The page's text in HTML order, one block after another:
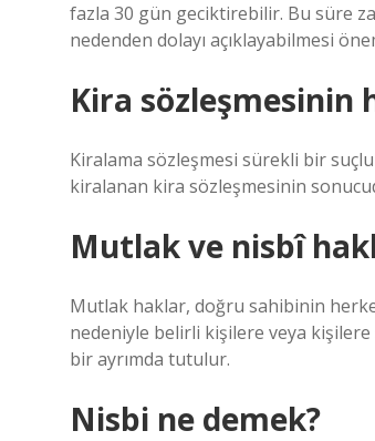
fazla 30 gün geciktirebilir. Bu süre
nedenden dolayı açıklayabilmesi
Kira sözleşmesinin
Kiralama sözleşmesi sürekli bir
kiralanan kira sözleşmesinin
Mutlak ve nisbî
Mutlak haklar, doğru sahibinin
nedeniyle belirli kişilere veya kişilere
bir ayrımda tutulur.
Nisbi ne demek?